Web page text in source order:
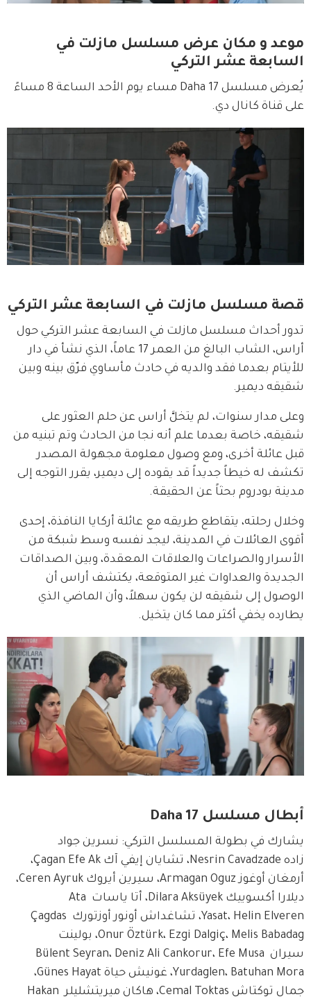
موعد و مكان عرض مسلسل مازلت في
السابعة عشر التركي
يُعرض مسلسل Daha 17 مساء يوم الأحد الساعة 8 مساءً
على قناة كانال دي.
قصة مسلسل مازلت في السابعة عشر التركي
تدور أحداث مسلسل مازلت في السابعة عشر التركي حول
أراس، الشاب البالغ من العمر 17 عاماً، الذي نشأ في دار
للأيتام بعدما فقد والديه في حادث مأساوي فرّق بينه وبين
شقيقه ديمير.
وعلى مدار سنوات، لم يتخلَّ أراس عن حلم العثور على
شقيقه، خاصة بعدما علم أنه نجا من الحادث وتم تبنيه من
قبل عائلة أخرى، ومع وصول معلومة مجهولة المصدر
تكشف له خيطاً جديداً قد يقوده إلى ديمير، يقرر التوجه إلى
مدينة بودروم بحثاً عن الحقيقة.
وخلال رحلته، يتقاطع طريقه مع عائلة أركايا النافذة، إحدى
أقوى العائلات في المدينة، ليجد نفسه وسط شبكة من
الأسرار والصراعات والعلاقات المعقدة، وبين الصداقات
الجديدة والعداوات غير المتوقعة، يكتشف أراس أن
الوصول إلى شقيقه لن يكون سهلاً، وأن الماضي الذي
يطارده يخفي أكثر مما كان يتخيل.
أبطال مسلسل Daha 17
يشارك في بطولة المسلسل التركي: نسرين جواد
زاده Nesrin Cavadzade، تشايان إيفي آك Çagan Efe Ak،
أرمغان أوغوز Armagan Oguz، سيرين أيروك Ceren Ayruk،
ديلارا أكسوييك Dilara Aksüyek، أتا ياسات Ata
Yasat، Helin Elveren، تشاغداش أونور أوزتورك Çagdas
Onur Öztürk، Ezgi Dalgiç، Melis Babadag، بولينت
سيران Bülent Seyran، Deniz Ali Cankorur، Efe Musa
Yurdaglen، Batuhan Mora، غونيش حياة Günes Hayat،
جمال توكتاش Cemal Toktas، هاكان ميريتشليلر Hakan